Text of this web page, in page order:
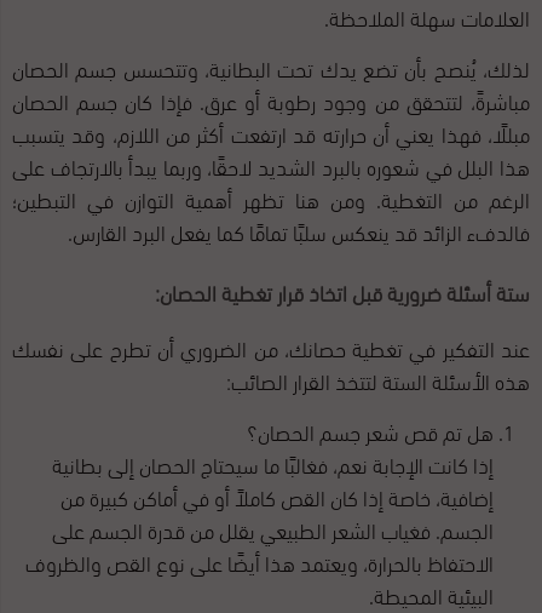
العلامات سهلة الملاحظة.
لذلك، يُنصح بأن تضع يدك تحت البطانية، وتتحسس جسم الحصان
مباشرةً، لتتحقق من وجود رطوبة أو عرق. فإذا كان جسم الحصان
مبللًا، فهذا يعني أن حرارته قد ارتفعت أكثر من اللازم، وقد يتسبب
هذا البلل في شعوره بالبرد الشديد لاحقًا، وربما يبدأ بالارتجاف على
الرغم من التغطية. ومن هنا تظهر أهمية التوازن في التبطين؛
فالدفء الزائد قد ينعكس سلبًا تمامًا كما يفعل البرد القارس.
ستة أسئلة ضرورية قبل اتخاذ قرار تغطية الحصان:
عند التفكير في تغطية حصانك، من الضروري أن تطرح على نفسك
هذه الأسئلة الستة لتتخذ القرار الصائب:
هل تم قص شعر جسم الحصان؟
إذا كانت الإجابة نعم، فغالبًا ما سيحتاج الحصان إلى بطانية
إضافية، خاصة إذا كان القص كاملاً أو في أماكن كبيرة من
الجسم. فغياب الشعر الطبيعي يقلل من قدرة الجسم على
الاحتفاظ بالحرارة، ويعتمد هذا أيضًا على نوع القص والظروف
البيئية المحيطة.